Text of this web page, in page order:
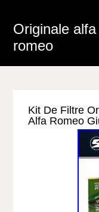
Originale alfa
romeo
Kit De Filtre
Alfa Romeo